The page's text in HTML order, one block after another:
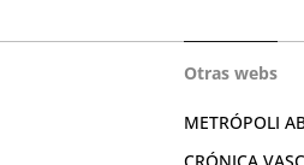
Otras webs
METRÓPOLI
CRÓNICA